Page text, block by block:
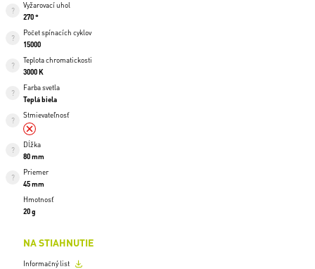
Vyžarovací uhol
270 °
Počet spínacích cyklov
15000
Teplota chromatickosti
3000 K
Farba svetla
Teplá biela
Stmievateľnosť
Dĺžka
80 mm
Priemer
45 mm
Hmotnosť
20 g
NA STIAHNUTIE
Informačný list